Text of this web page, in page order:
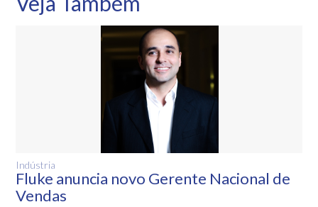
Indústria
Fluke anuncia novo Gerente Nacional de
Vendas